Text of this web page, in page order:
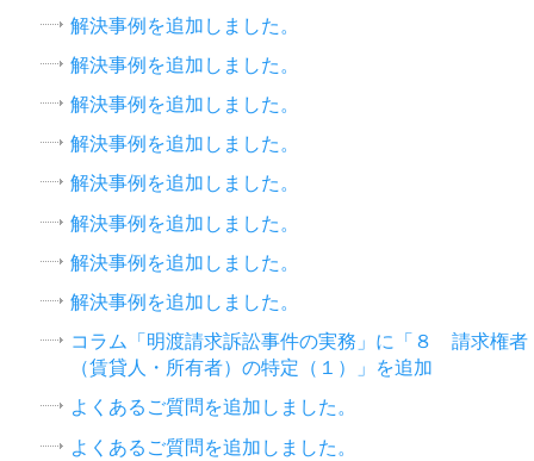
解決事例を追加しました。
解決事例を追加しました。
解決事例を追加しました。
解決事例を追加しました。
解決事例を追加しました。
解決事例を追加しました。
解決事例を追加しました。
解決事例を追加しました。
コラム「明渡請求訴訟事件の実務」に「８ 請求権者
（賃貸人・所有者）の特定（１）」を追加
よくあるご質問を追加しました。
よくあるご質問を追加しました。